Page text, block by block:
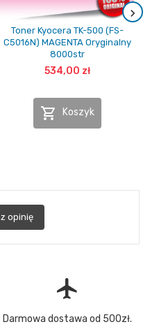
Toner Kyocera TK-500 (FS-
C5016N) MAGENTA Oryginalny
8000str
534,00 zł
 Koszyk
opinię
flight
Darmowa dostawa od 500zł.